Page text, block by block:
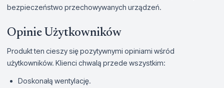
bezpieczeństwo przechowywanych urządzeń.
Opinie Użytkowników
Produkt ten cieszy się pozytywnymi opiniami wśród
użytkowników. Klienci chwalą przede wszystkim:
Doskonałą wentylację.